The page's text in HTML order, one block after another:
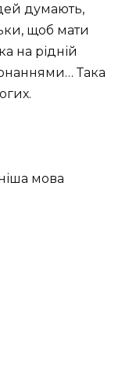
думають,
щоб мати
на рідній
Така
мова